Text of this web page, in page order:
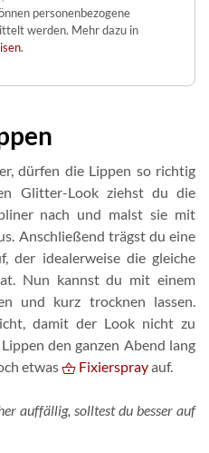
personenbezogene
werden. Mehr dazu in
.
dürfen die Lippen so richtig
Glitter-Look ziehst du die
nach und malst sie mit
Anschließend trägst du eine
der idealerweise die gleiche
Nun kannst du mit einem
und kurz trocknen lassen.
damit der Look nicht zu
den ganzen Abend lang
etwas
Fixiersprayauf.
auffällig, solltest du besser auf